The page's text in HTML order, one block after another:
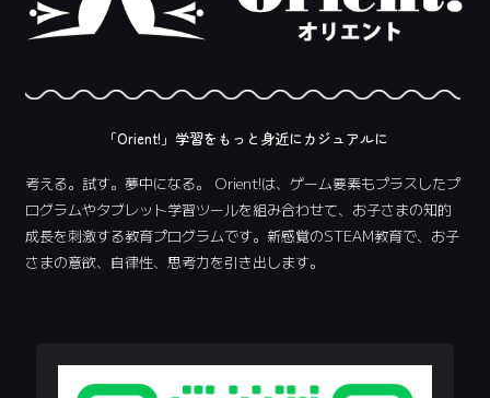
「Orient!」学習をもっと身近にカジュアルに
考える。試す。夢中になる。 Orient!は、ゲーム要素もプラスしたプ
ログラムやタブレット学習ツールを組み合わせて、お子さまの知的
成長を刺激する教育プログラムです。新感覚のSTEAM教育で、お子
さまの意欲、自律性、思考力を引き出します。